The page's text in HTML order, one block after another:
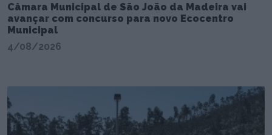
Câmara Municipal de São João da Madeira vai
avançar com concurso para novo Ecocentro
Municipal
4/08/2026